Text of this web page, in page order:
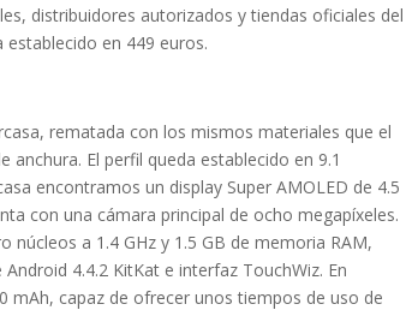
distribuidores autorizados y tiendas oficiales del
en 449 euros.
rematada con los mismos materiales que el
El perfil queda establecido en 9.1
encontramos un display Super AMOLED de 4.5
con una cámara principal de ocho megapíxeles.
a 1.4 GHz y 1.5 GB de memoria RAM,
4.4.2 KitKat e interfaz TouchWiz. En
mAh, capaz de ofrecer unos tiempos de uso de